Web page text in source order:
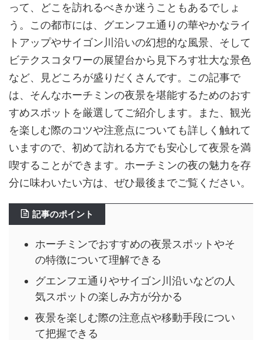
って、どこを訪れるべきか迷うこともあるでしょ
う。この都市には、グエンフエ通りの華やかなライ
トアップやサイゴン川沿いの幻想的な風景、そして
ビテクスコタワーの展望台から見下ろす壮大な景色
など、見どころが盛りだくさんです。この記事で
は、そんなホーチミンの夜景を堪能するためのおす
すめスポットを厳選してご紹介します。また、観光
を楽しむ際のコツや注意点についても詳しく触れて
いますので、初めて訪れる方でも安心して夜景を満
喫することができます。ホーチミンの夜の魅力を存
分に味わいたい方は、ぜひ最後までご覧ください。
記事のポイント
ホーチミンでおすすめの夜景スポットやそ
の特徴について理解できる
グエンフエ通りやサイゴン川沿いなどの人
気スポットの楽しみ方が分かる
夜景を楽しむ際の注意点や移動手段につい
て把握できる